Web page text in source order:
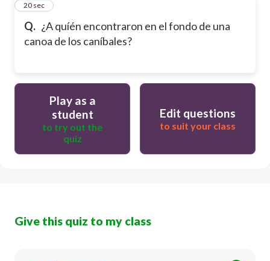
Q. ¿A quíén encontraron en el fondo de una
canoa de los caníbales?
12
20 sec
Play as a
student
to try out the
quiz
Edit questions
to suit your class
Give this quiz to my class